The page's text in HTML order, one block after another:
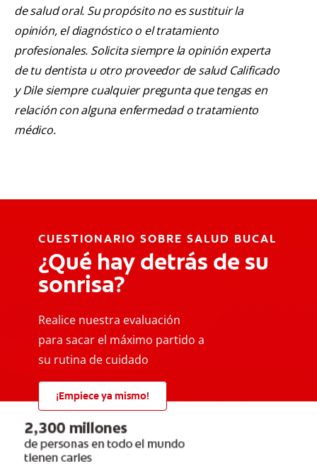
de salud oral. Su propósito no es sustituir la
opinión, el diagnóstico o el tratamiento
profesionales. Solicita siempre la opinión experta
de tu dentista u otro proveedor de salud Calificado
y Dile siempre cualquier pregunta que tengas en
relación con alguna enfermedad o tratamiento
médico.
CUESTIONARIO SOBRE SALUD BUCAL
¿Qué hay detrás de su
sonrisa?
Realice nuestra evaluación
para sacar el máximo partido a
su rutina de cuidado
¡Empiece ya mismo!